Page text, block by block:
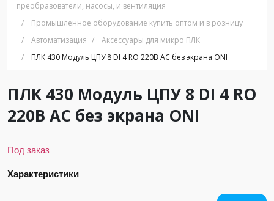
преобразователи, насосы, и вентиляция
/
Промышленное оборудование купить оптом и в розницу
/
Автоматизация /
Аксессуары для микро ПЛК
/
ПЛК 430 Модуль ЦПУ 8 DI 4 RO 220В AC без экрана ONI
ПЛК 430 Модуль ЦПУ 8 DI 4 RO
220В AC без экрана ONI
Под заказ
Характеристики